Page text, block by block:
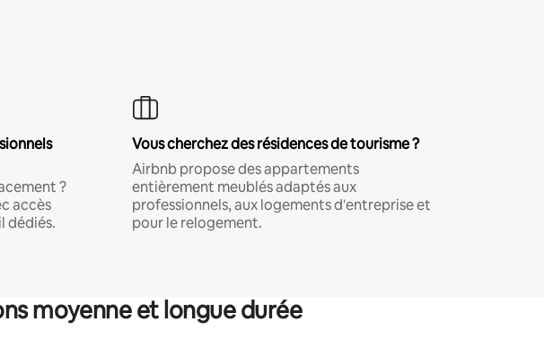
?
accès
dédiés.
Vous cherchez des résidences de tourisme ?
Airbnb propose des appartements
entièrement meublés adaptés aux
professionnels, aux logements d'entreprise et
pour le relogement.
moyenne et longue durée